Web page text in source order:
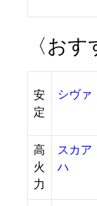
〈お
安
定
シヴァ
高
火
力
スカア
ハ